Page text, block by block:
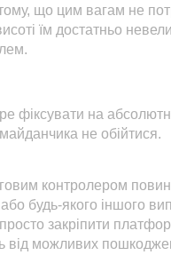
що цим вагам не
їм достатньо
фіксувати на
не обійтися.
контролером
будь-якого іншого
закріпити
від можливих